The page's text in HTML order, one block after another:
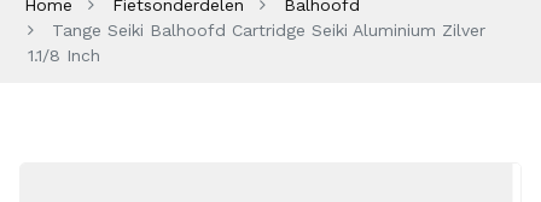
Home Fietsonderdelen
Balhoofd
Tange Seiki Balhoofd Cartridge Seiki Aluminium Zilver
1.1/8 Inch